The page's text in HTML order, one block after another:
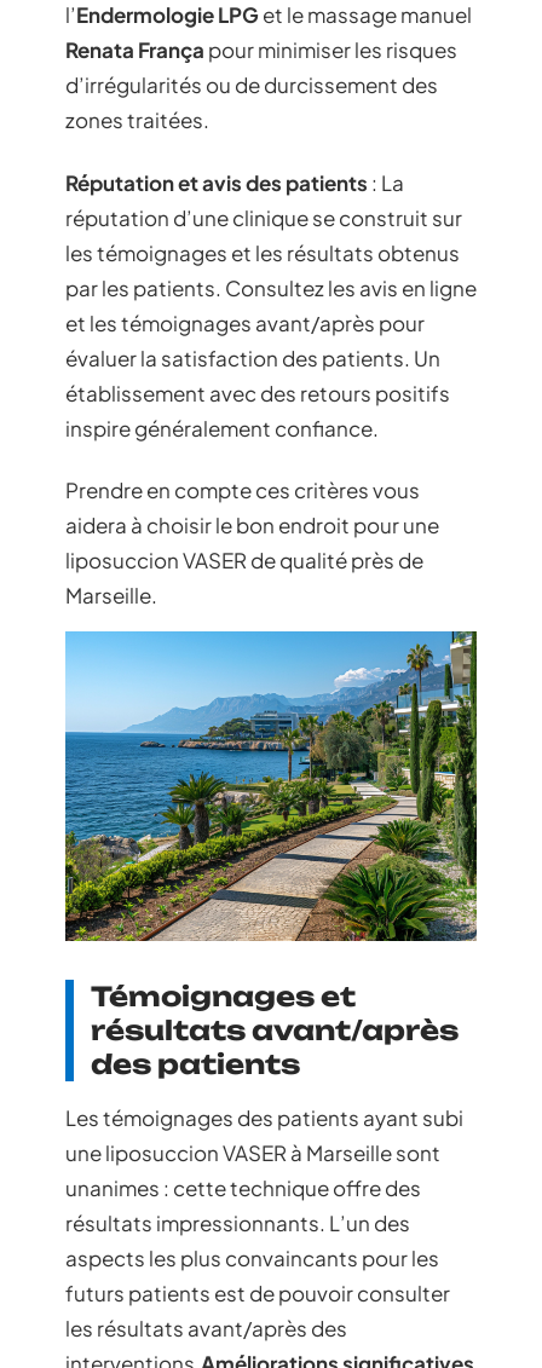
l’Endermologie LPGet le massage manuel
Renata França pour minimiser les risques
d’irrégularités ou de durcissement des
zones traitées.
Réputation et avis des patients : La
réputation d’une clinique se construit sur
les témoignages et les résultats obtenus
par les patients. Consultez les avis en ligne
et les témoignages avant/après pour
évaluer la satisfaction des patients. Un
établissement avec des retours positifs
inspire généralement confiance.
Prendre en compte ces critères vous
aidera à choisir le bon endroit pour une
liposuccion VASER de qualité près de
Marseille.
Témoignages et
résultats avant/après
des patients
Les témoignages des patients ayant subi
une liposuccion VASER à Marseille sont
unanimes : cette technique offre des
résultats impressionnants. L’un des
aspects les plus convaincants pour les
futurs patients est de pouvoir consulter
les résultats avant/après des